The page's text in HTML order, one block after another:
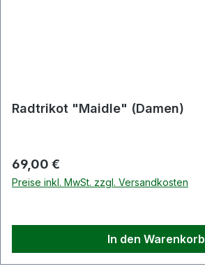
Radtrikot "Maidle" (Damen)
Regulärer Preis:
69,00 €
Preise inkl. MwSt. zzgl. Versandkosten
In den Warenkorb